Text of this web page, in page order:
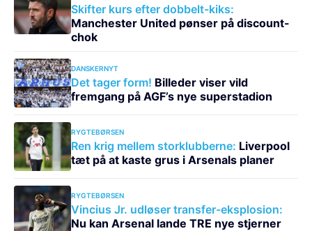
Skifter kurs efter dobbelt-kiks:
Manchester United pønser på discount-
chok
DANSKERNYT
Det tager form! Billeder viser vild
fremgang på AGF’s nye superstadion
RYGTEBØRSEN
Ren krig mellem storklubberne: Liverpool
tæt på at kaste grus i Arsenals planer
RYGTEBØRSEN
Vincius Jr. udløser transfer-eksplosion:
Nu kan Arsenal lande TRE nye stjerner